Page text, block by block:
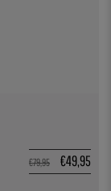
€79,95 €49,95